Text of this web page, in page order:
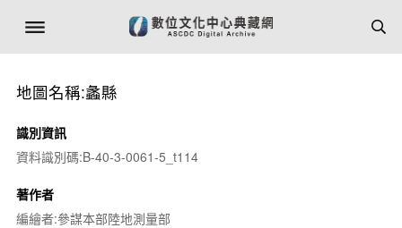
地圖名稱:蠡縣
識別資訊
資料識別碼:B-40-3-0061-5_t114
著作者
編繪者:參謀本部陸地測量部